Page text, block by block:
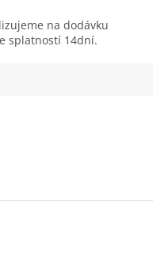
na dodávku
splatností 14dní.